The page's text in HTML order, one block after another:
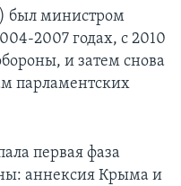
был министром
2007 годах, с 2010
и затем снова
парламентских
первая фаза
аннексия Крыма и